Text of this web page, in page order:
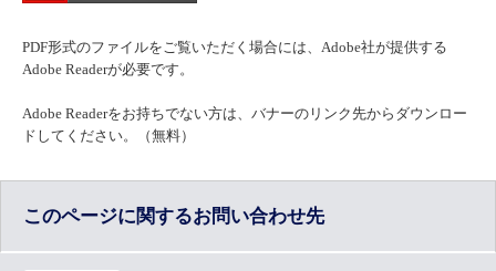
PDF形式のファイルをご覧いただく場合には、Adobe社が提供する
Adobe Readerが必要です。
Adobe Readerをお持ちでない方は、バナーのリンク先からダウンロー
ドしてください。（無料）
このページに関するお問い合わせ先